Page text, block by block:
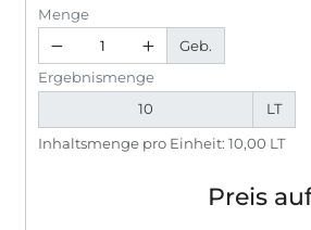
Menge
Geb.
Ergebnismenge
LT
Inhaltsmenge pro Einheit: 10,00 LT
Preis